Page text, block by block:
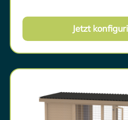
Einrichtung ein artgerechtes
Zuhause.Sockelmaß: Bitte
Sockelmaß des Geheges.
Dach hat einen
Anlieferdatums setzt sich
in Verbindung.
Option kannst du während
Jetzt